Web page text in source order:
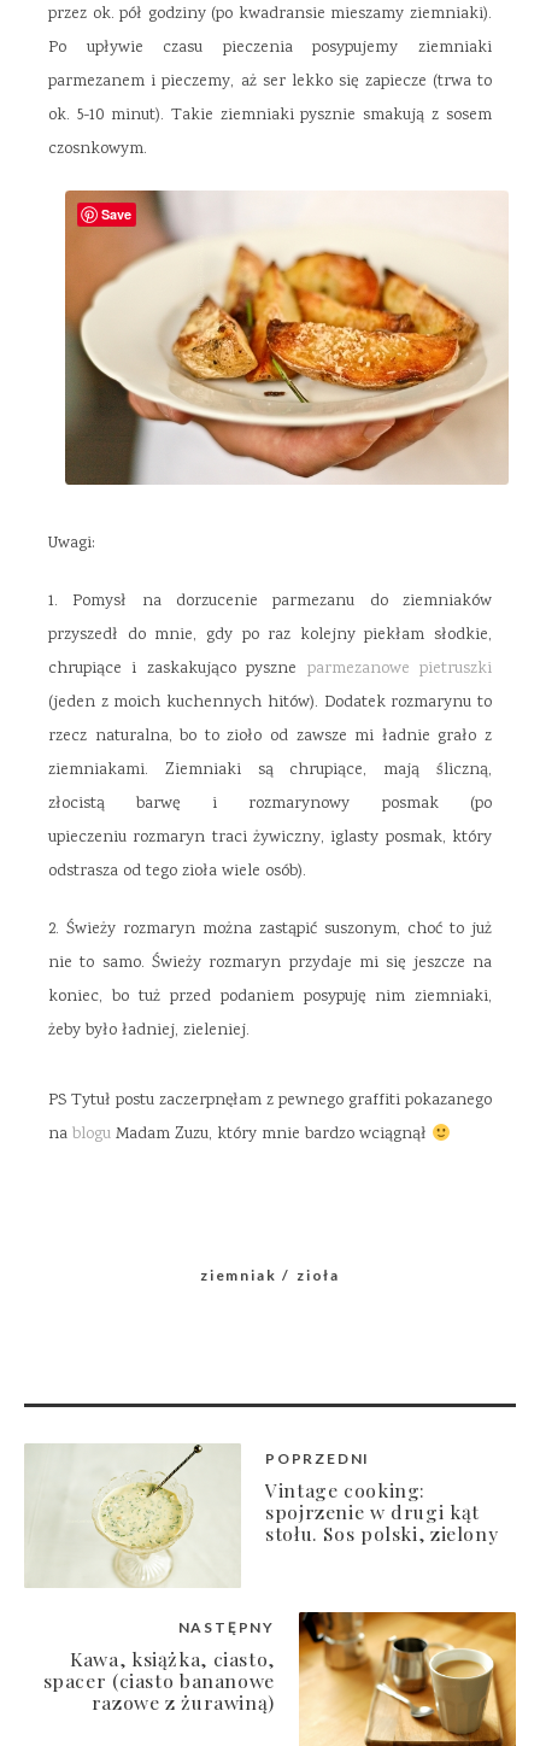
przez ok. pół godziny (po kwadransie mieszamy ziemniaki).
Po upływie czasu pieczenia posypujemy ziemniaki
parmezanem i pieczemy, aż ser lekko się zapiecze (trwa to
ok. 5-10 minut). Takie ziemniaki pysznie smakują z sosem
czosnkowym.
Uwagi:
1. Pomysł na dorzucenie parmezanu do ziemniaków
przyszedł do mnie, gdy po raz kolejny piekłam słodkie,
chrupiące i zaskakująco pyszne parmezanowe pietruszki
(jeden z moich kuchennych hitów). Dodatek rozmarynu to
rzecz naturalna, bo to zioło od zawsze mi ładnie grało z
ziemniakami. Ziemniaki są chrupiące, mają śliczną,
złocistą barwę i rozmarynowy posmak (po
upieczeniu rozmaryn traci żywiczny, iglasty posmak, który
odstrasza od tego zioła wiele osób).
2. Świeży rozmaryn można zastąpić suszonym, choć to już
nie to samo. Świeży rozmaryn przydaje mi się jeszcze na
koniec, bo tuż przed podaniem posypuję nim ziemniaki,
żeby było ładniej, zieleniej.
PS Tytuł postu zaczerpnęłam z pewnego graffiti pokazanego
na blogu Madam Zuzu, który mnie bardzo wciągnął
ziemniak zioła
POPRZEDNI
Vintage cooking:
spojrzenie w drugi kąt
stołu. Sos polski, zielony
NASTĘPNY
Kawa, książka, ciasto,
spacer (ciasto bananowe
razowe z żurawiną)
Save